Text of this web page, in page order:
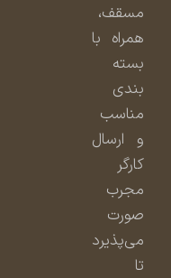
مسقف،
همراه با
بسته
بندی
مناسب
و ارسال
مجرب
صورت
می‌پذیرد